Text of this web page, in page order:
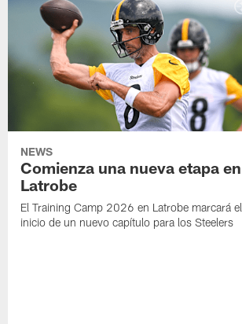
NEWS
Comienza una nueva etapa en
Latrobe
El Training Camp 2026 en Latrobe marcará el
inicio de un nuevo capítulo para los Steelers